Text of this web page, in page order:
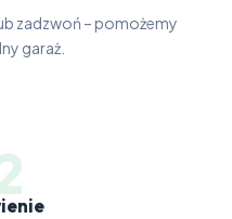
zadzwoń – pomożemy
garaż.